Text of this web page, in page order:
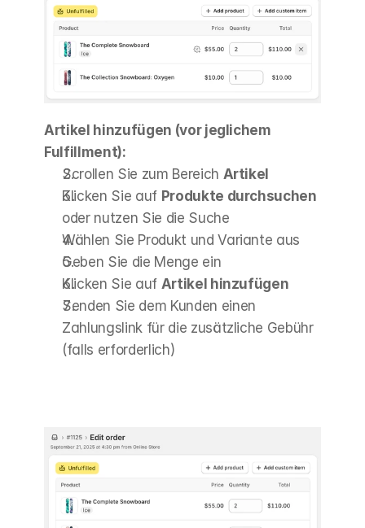
Artikel hinzufügen (vor jeglichem
Fulfillment):
Scrollen Sie zum Bereich Artikel
Klicken Sie auf Produkte durchsuchen
oder nutzen Sie die Suche
Wählen Sie Produkt und Variante aus
Geben Sie die Menge ein
Klicken Sie auf Artikel hinzufügen
Senden Sie dem Kunden einen
Zahlungslink für die zusätzliche Gebühr
(falls erforderlich)